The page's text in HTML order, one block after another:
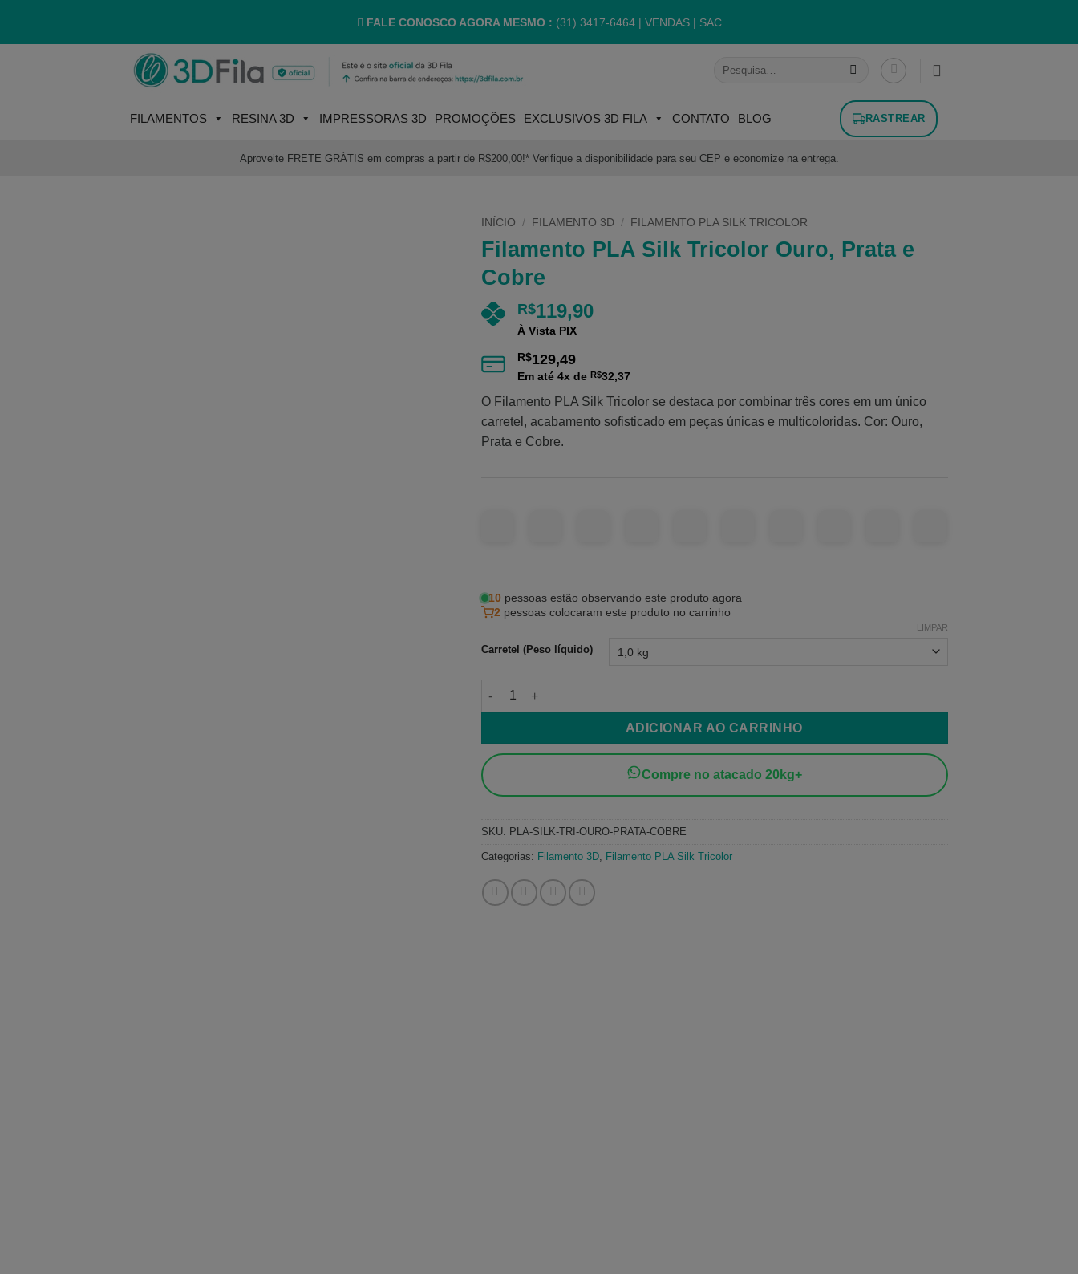
FALE CONOSCO AGORA MESMO : (31) 3417-6464 | VENDAS | SAC
Pesquisar
FILAMENTOS RESINA 3D IMPRESSORAS 3D PROMOÇÕES EXCLUSIVOS 3D FILA CONTATO BLOG RASTREAR
Aproveite FRETE GRÁTIS em compras a partir de R$200,00!* Verifique a disponibilidade para seu CEP e economize na entrega.
INÍCIO / FILAMENTO 3D / FILAMENTO PLA SILK TRICOLOR
Filamento PLA Silk Tricolor Ouro, Prata e
Cobre
R$119,90
À Vista PIX
R$129,49
Em até 4x de R$32,37
O Filamento PLA Silk Tricolor se destaca por combinar três cores em um único
carretel, acabamento sofisticado em peças únicas e multicoloridas. Cor: Ouro,
Prata e Cobre.
10 pessoas estão observando este produto agora
2pessoas colocaram este produto no carrinho
Carretel (Peso líquido)
LIMPAR
Filamento PLA Silk Tricolor Ouro, Prata e Cobre quantidade
ADICIONAR AO CARRINHO
Compre no atacado 20kg+
SKU: PLA-SILK-TRI-OURO-PRATA-COBRE
Categorias: Filamento 3D, Filamento PLA Silk Tricolor